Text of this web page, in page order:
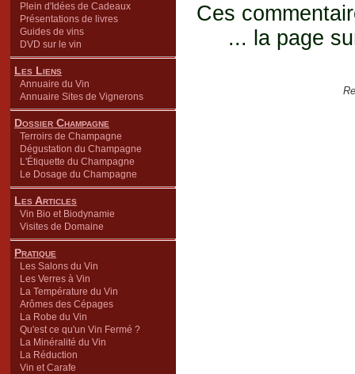
Plein d'Idées de Cadeaux
Présentations de livres
Guides de vins
DVD sur le vin
Les Liens
Annuaire du Vin
Annuaire Sites de Vignerons
Dossier Champagne
Terroirs de Champagne
Dégustation du Champagne
L'Étiquette du Champagne
Le Dosage du Champagne
Les Articles
Vin Bio et Biodynamie
Visites de Domaine
Pratique
Les Salons du Vin
Les Verres à Vin
La Température du Vin
Arômes des Cépages
La Robe du Vin
Qu'est ce qu'un Vin Fermé ?
La Minéralité du Vin
La Réduction
Vin et Carafe
Ces
... la page